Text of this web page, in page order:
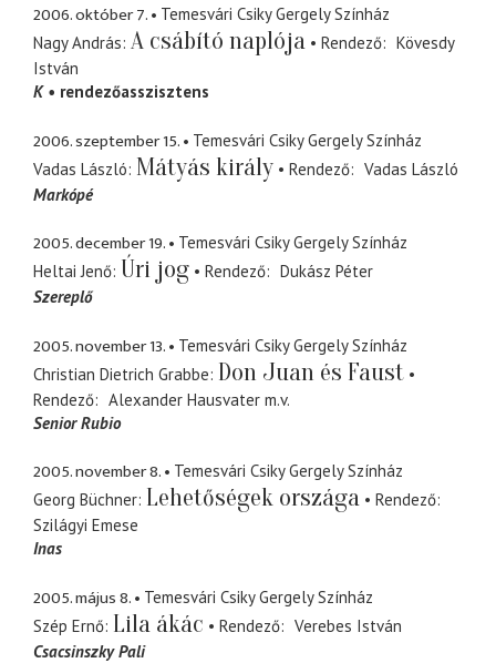
2006. október 7.
Temesvári Csiky Gergely Színház
Nagy András A csábító naplója Rendező
Kövesdy
István
K
rendezőasszisztens
2006. szeptember 15.
Temesvári Csiky Gergely Színház
Vadas László Mátyás király Rendező
Vadas László
Markópé
2005. december 19.
Temesvári Csiky Gergely Színház
Heltai Jenő Úri jog Rendező
Dukász Péter
Szereplő
2005. november 13.
Temesvári Csiky Gergely Színház
Christian Dietrich Grabbe Don Juan és Faust
Rendező Alexander Hausvater m.v.
Senior Rubio
2005. november 8.
Temesvári Csiky Gergely Színház
Georg Büchner Lehetőségek országa
Rendező
Szilágyi Emese
Inas
2005. május 8.
Temesvári Csiky Gergely Színház
Szép Ernő Lila ákác Rendező
Verebes István
Csacsinszky Pali